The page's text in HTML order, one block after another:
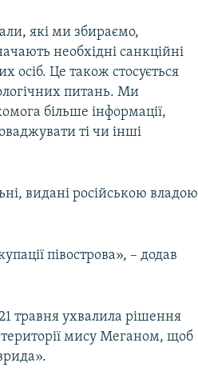
які ми збираємо,
необхідні санкційні
Це також стосується
питань. Ми
більше інформації,
ті чи інші
видані російською владою
півострова», – додав
травня ухвалила рішення
території мису Меганом, щоб